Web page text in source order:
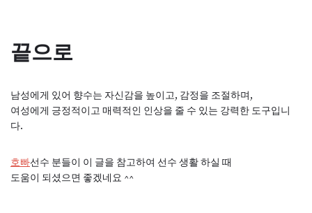
끝으로
남성에게 있어 향수는 자신감을 높이고, 감정을 조절하며,
여성에게 긍정적이고 매력적인 인상을 줄 수 있는 강력한 도구입니
다.
호빠선수 분들이 이 글을 참고하여 선수 생활 하실 때
도움이 되셨으면 좋겠네요 ^^